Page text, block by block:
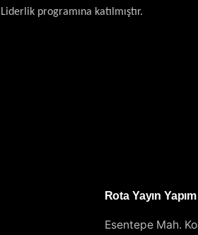
Liderlik programına katılmıştır.
Rota Yayın
Esentepe Mah.